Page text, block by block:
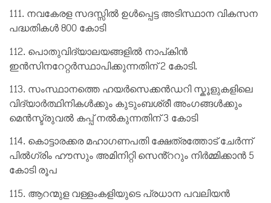
111. നവകേരള സദസ്സിൽ ഉൾപ്പെട്ട അടിസ്ഥാന വികസന
പദ്ധതികൾ 800 കോടി
112. പൊതുവിദ്യാലയങ്ങളിൽ നാപ്‌കിൻ
ഇൻസിനറേറ്റർസ്ഥാപിക്കുന്നതിന് 2 കോടി.
113. സംസ്ഥാനത്തെ ഹയർസെക്കൻഡറി സ്കൂളുകളിലെ
വിദ്യാർത്ഥിനികൾക്കും കുടുംബശ്രീ അംഗങ്ങൾക്കും
മെൻസ്ട്രുവൽ കപ്പ് നൽകുന്നതിന് 3 കോടി
114. കൊട്ടാരക്കര മഹാഗണപതി ക്ഷേത്രത്തോട് ചേർന്ന്
പിൽഗ്രിം ഹൗസും അമിനിറ്റി സെൻ്ററും നിർമ്മിക്കാൻ 5
കോടി രൂപ
115. ആറന്മുള വള്ളംകളിയുടെ പ്രധാന പവലിയൻ